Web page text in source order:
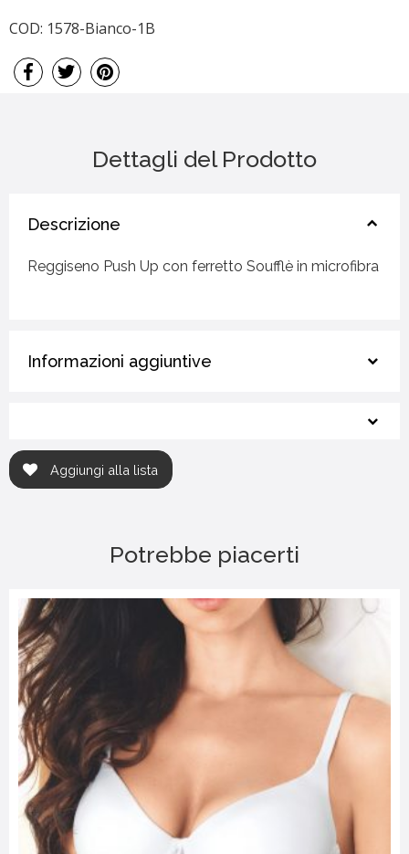
COD: 1578-Bianco-1B
Dettagli del Prodotto
Descrizione
Reggiseno Push Up con ferretto Soufflè in microfibra
Informazioni aggiuntive
Aggiungi alla lista
Potrebbe piacerti